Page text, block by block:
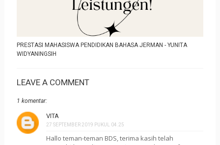
PRESTASI MAHASISWA PENDIDIKAN BAHASA JERMAN - YUNITA
WIDYANINGSIH
LEAVE A COMMENT
1 komentar:
VITA
27 SEPTEMBER 2019 PUKUL 04.25
Hallo teman-teman BDS, terima kasih telah